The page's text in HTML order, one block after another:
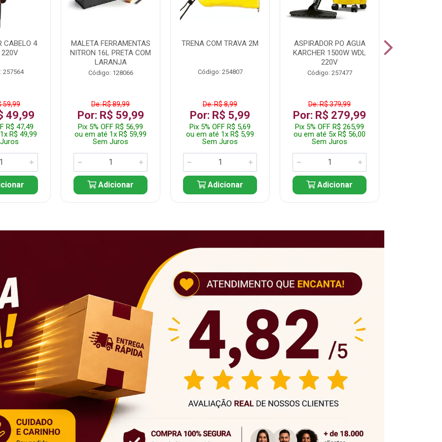
CABELO 4
220V
257564
59,99
49,99
R$ 47,49
R$ 49,99
MALETA FERRAMENTAS
NITRON 16L PRETA COM
LARANJA
Código: 128066
De: R$ 89,99
Por: R$ 59,99
Pix 5% OFF R$ 56,99
ou em até 1x R$ 59,99
Sem Juros
Adicionar
TRENA COM TRAVA 2M
Código: 254807
De: R$ 8,99
Por: R$ 5,99
Pix 5% OFF R$ 5,69
ou em até 1x R$ 5,99
Sem Juros
Adicionar
ASPIRADOR PO AGUA
KARCHER 1500W WDL
220V
Código: 257477
De: R$ 379,99
Por: R$ 279,99
Pix 5% OFF R$ 265,99
ou em até 5x R$ 56,00
Sem Juros
Adicionar